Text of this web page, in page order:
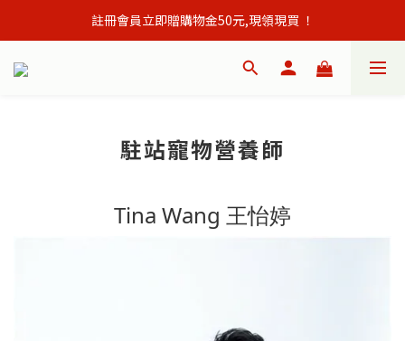
會員單筆訂單滿500元免運出貨！
註冊會員立即贈購物金50元,現領現買 ！
會員單筆訂單滿500元免運出貨！
駐站寵物營養師
Tina Wang 王怡婷